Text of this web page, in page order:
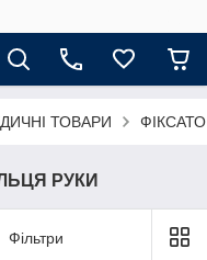
ТОВАРИ
РУКИ
Фільтри